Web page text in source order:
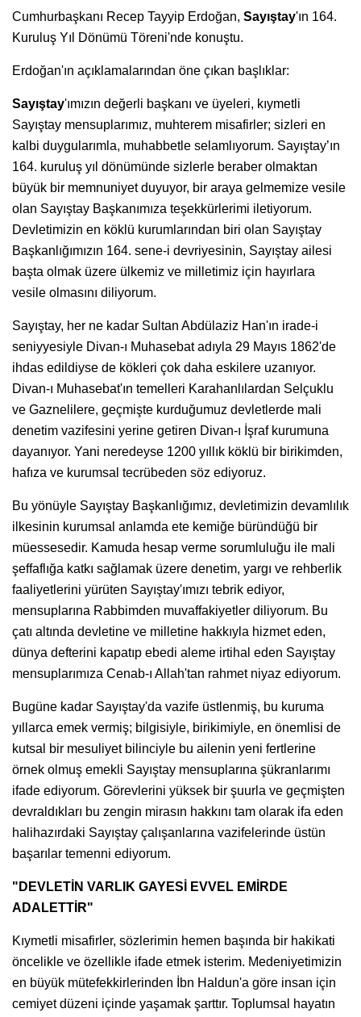
Cumhurbaşkanı Recep Tayyip Erdoğan, Sayıştay'ın 164.
Kuruluş Yıl Dönümü Töreni'nde konuştu.
Erdoğan'ın açıklamalarından öne çıkan başlıklar:
Sayıştay'ımızın değerli başkanı ve üyeleri, kıymetli
Sayıştay mensuplarımız, muhterem misafirler; sizleri en
kalbi duygularımla, muhabbetle selamlıyorum. Sayıştay’ın
164. kuruluş yıl dönümünde sizlerle beraber olmaktan
büyük bir memnuniyet duyuyor, bir araya gelmemize vesile
olan Sayıştay Başkanımıza teşekkürlerimi iletiyorum.
Devletimizin en köklü kurumlarından biri olan Sayıştay
Başkanlığımızın 164. sene-i devriyesinin, Sayıştay ailesi
başta olmak üzere ülkemiz ve milletimiz için hayırlara
vesile olmasını diliyorum.
Sayıştay, her ne kadar Sultan Abdülaziz Han'ın irade-i
seniyyesiyle Divan-ı Muhasebat adıyla 29 Mayıs 1862'de
ihdas edildiyse de kökleri çok daha eskilere uzanıyor.
Divan-ı Muhasebat'ın temelleri Karahanlılardan Selçuklu
ve Gaznelilere, geçmişte kurduğumuz devletlerde mali
denetim vazifesini yerine getiren Divan-ı İşraf kurumuna
dayanıyor. Yani neredeyse 1200 yıllık köklü bir birikimden,
hafıza ve kurumsal tecrübeden söz ediyoruz.
Bu yönüyle Sayıştay Başkanlığımız, devletimizin devamlılık
ilkesinin kurumsal anlamda ete kemiğe büründüğü bir
müessesedir. Kamuda hesap verme sorumluluğu ile mali
şeffaflığa katkı sağlamak üzere denetim, yargı ve rehberlik
faaliyetlerini yürüten Sayıştay'ımızı tebrik ediyor,
mensuplarına Rabbimden muvaffakiyetler diliyorum. Bu
çatı altında devletine ve milletine hakkıyla hizmet eden,
dünya defterini kapatıp ebedi aleme irtihal eden Sayıştay
mensuplarımıza Cenab-ı Allah'tan rahmet niyaz ediyorum.
Bugüne kadar Sayıştay'da vazife üstlenmiş, bu kuruma
yıllarca emek vermiş; bilgisiyle, birikimiyle, en önemlisi de
kutsal bir mesuliyet bilinciyle bu ailenin yeni fertlerine
örnek olmuş emekli Sayıştay mensuplarına şükranlarımı
ifade ediyorum. Görevlerini yüksek bir şuurla ve geçmişten
devraldıkları bu zengin mirasın hakkını tam olarak ifa eden
halihazırdaki Sayıştay çalışanlarına vazifelerinde üstün
başarılar temenni ediyorum.
"DEVLETİN VARLIK GAYESİ EVVEL EMİRDE
ADALETTİR"
Kıymetli misafirler, sözlerimin hemen başında bir hakikati
öncelikle ve özellikle ifade etmek isterim. Medeniyetimizin
en büyük mütefekkirlerinden İbn Haldun'a göre insan için
cemiyet düzeni içinde yaşamak şarttır. Toplumsal hayatın